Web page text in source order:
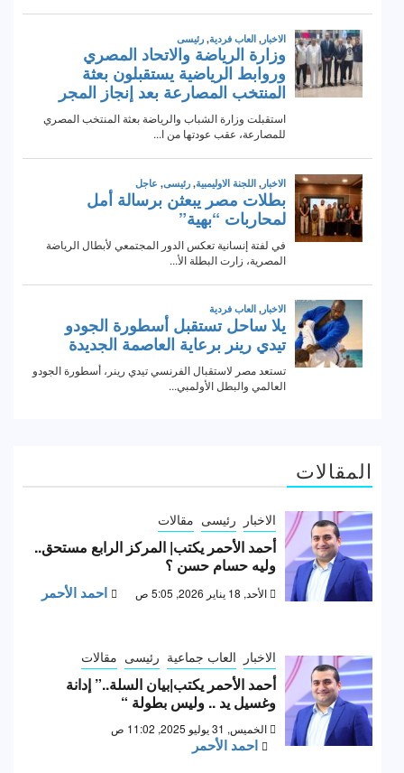
المقالات
الاخبار رئيسى مقالات
أحمد الأحمر يكتب| المركز الرابع مستحق..
وليه حسام حسن ؟
الأحد, 18 يناير 2026, 5:05 ص احمد الأحمر
الاخبار العاب جماعية رئيسى مقالات
أحمد الأحمر يكتب|بيان السلة..” إدانة
وغسيل يد .. وليس بطولة “
الخميس, 31 يوليو 2025, 11:02 ص
احمد الأحمر